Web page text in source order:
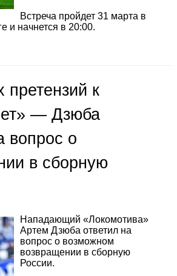
Встреча пройдет 31 марта в
и начнется в 20:00.
претензий к
— Дзюба
вопрос о
в сборную
Нападающий «Локомотива»
Артем Дзюба ответил на
вопрос о возможном
возвращении в сборную
России.